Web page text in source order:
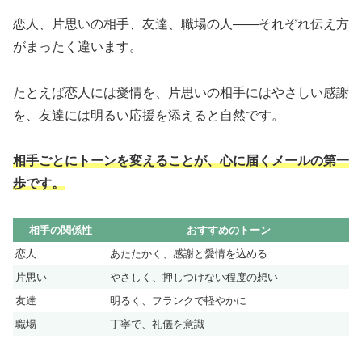
恋人、片思いの相手、友達、職場の人——それぞれ伝え方
がまったく違います。
たとえば恋人には愛情を、片思いの相手にはやさしい感謝
を、友達には明るい応援を添えると自然です。
相手ごとにトーンを変えることが、心に届くメールの第一
歩です。
相手の関係性
おすすめのトーン
恋人
あたたかく、感謝と愛情を込める
片思い
やさしく、押しつけない程度の想い
友達
明るく、フランクで軽やかに
職場
丁寧で、礼儀を意識